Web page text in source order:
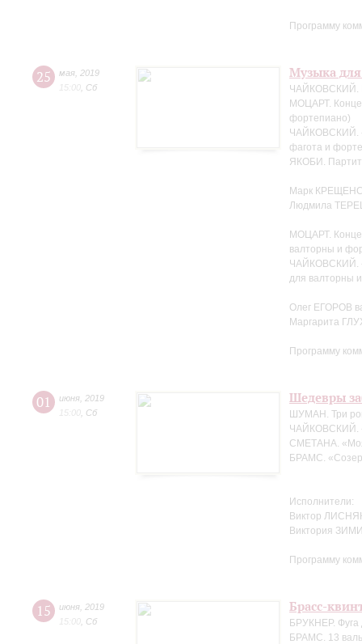
Программу
25 мая 2019
15:00 Сб
Музыка
ЧАЙКОВСКИЙ.
МОЦАРТ.
фортепиано)
ЧАЙКОВСКИЙ.
фагота и
ЯКОБИ.
Марк
Людмила
МОЦАРТ.
валторны и
ЧАЙКОВСКИЙ.
для валторны
Олег ЕГОРОВ
Маргарита
Программу
01 июня 2019
15:00 Сб
Шедевры
ШУМАН. Три
ЧАЙКОВСКИЙ.
СМЕТАНА.
БРАМС.
Исполнители:
Виктор
Виктория
Программу
15 июня 2019
15:00 Сб
Брасс-
БРУКНЕР. Фуга
БРАМС. 13